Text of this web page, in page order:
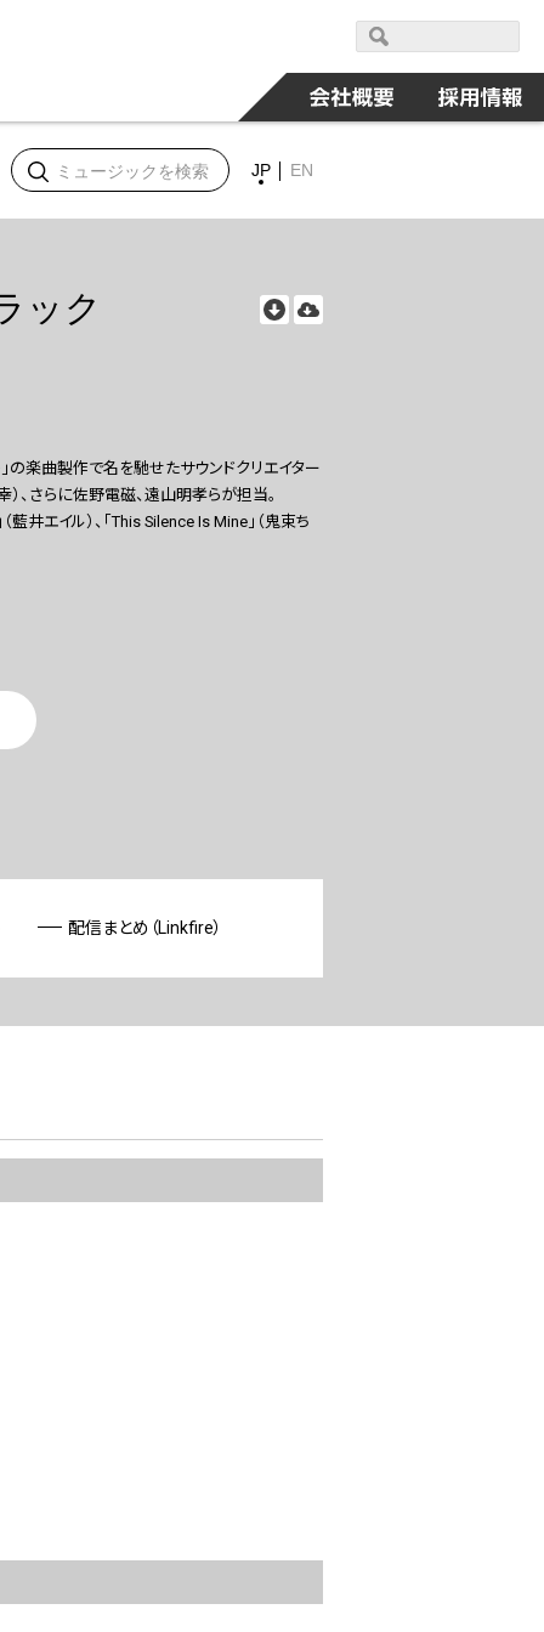
JP EN
ック
の楽曲製作で名を馳せたサウンドクリエイター
、さらに佐野電磁、遠山明孝らが担当。
井エイル）、「This Silence Is Mine」（鬼束ち
配信まとめ（Linkfire）